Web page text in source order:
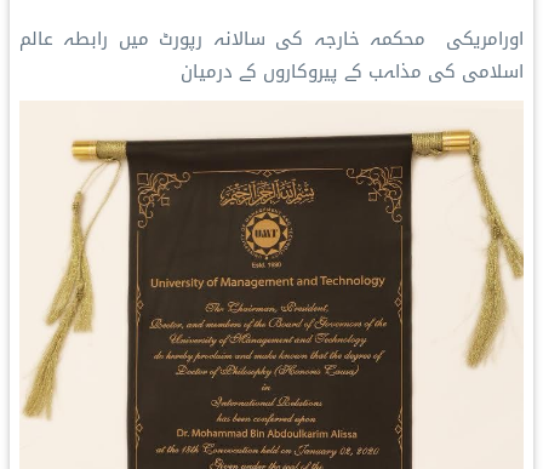
اورامریکی محکمہ خارجہ کی سالانہ رپورٹ میں رابطہ عالم
اسلامی کی مذاہب کے پیروکاروں کے درمیان